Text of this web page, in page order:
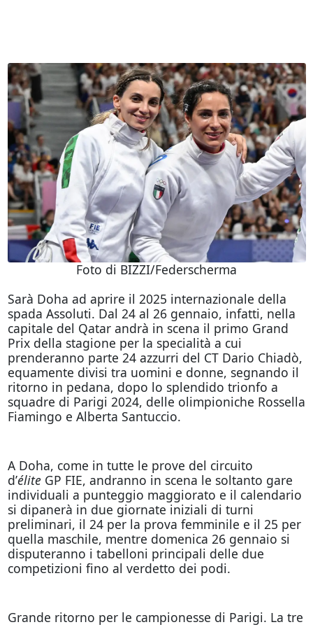
Foto di BIZZI/Federscherma
Sarà Doha ad aprire il 2025 internazionale della
spada Assoluti. Dal 24 al 26 gennaio, infatti, nella
capitale del Qatar andrà in scena il primo Grand
Prix della stagione per la specialità a cui
prenderanno parte 24 azzurri del CT Dario Chiadò,
equamente divisi tra uomini e donne, segnando il
ritorno in pedana, dopo lo splendido trionfo a
squadre di Parigi 2024, delle olimpioniche Rossella
Fiamingo e Alberta Santuccio.
A Doha, come in tutte le prove del circuito
d’éliteGP FIE, andranno in scena le soltanto gare
individuali a punteggio maggiorato e il calendario
si dipanerà in due giornate iniziali di turni
preliminari, il 24 per la prova femminile e il 25 per
quella maschile, mentre domenica 26 gennaio si
disputeranno i tabelloni principali delle due
competizioni fino al verdetto dei podi.
Grande ritorno per le campionesse di Parigi. La tre